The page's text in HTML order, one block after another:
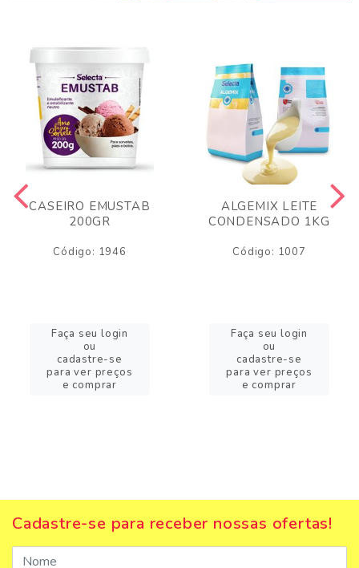
CASEIRO EMUSTAB
200GR
Código: 1946
Faça seu login
ou
cadastre-se
para ver preços
e comprar
ALGEMIX LEITE
CONDENSADO 1KG
Código: 1007
Faça seu login
ou
cadastre-se
para ver preços
e comprar
Cadastre-se para receber nossas ofertas!